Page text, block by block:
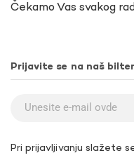
Čekamo Vas svakog
Prijavite se na naš
Pri prijavljivanju slažete